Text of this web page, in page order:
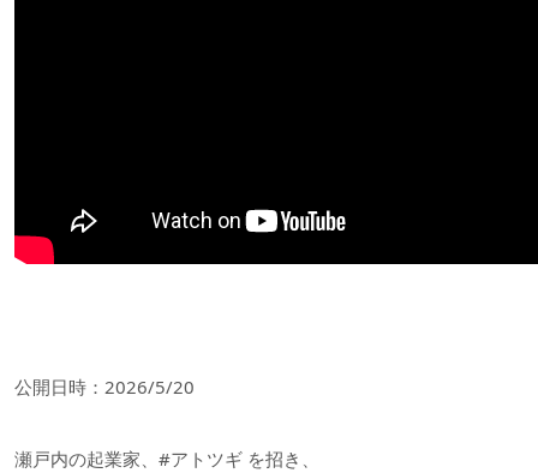
公開日時：2026/5/20
瀬戸内の起業家、#アトツギ を招き、